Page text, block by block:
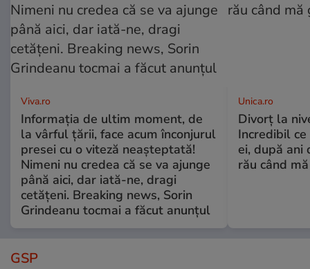
Viva.ro
Informația de ultim moment, de
la vârful țării, face acum înconjurul
presei cu o viteză neașteptată!
Nimeni nu credea că se va ajunge
până aici, dar iată-ne, dragi
cetățeni. Breaking news, Sorin
Grindeanu tocmai a făcut anunțul
Unica.ro
Divorț la
Incredibil
ei, după ani
rău când
GSP